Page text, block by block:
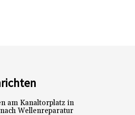
am Kanaltorplatz in
Wellenreparatur